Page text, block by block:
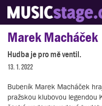
S muzikanty pro muzikanty
Marek Macháček
Hudba je pro mě ventil.
13. 1. 2022
Bubeník Marek Macháček
pražskou klubovou legendou